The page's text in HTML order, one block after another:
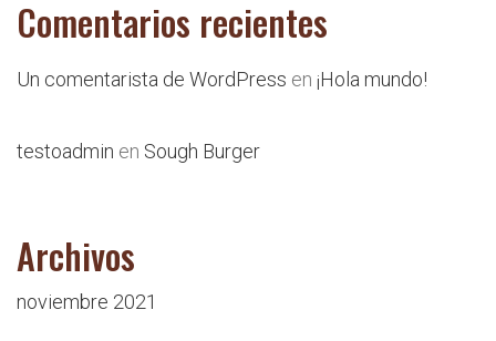
Comentarios recientes
Un comentarista de WordPress en ¡Hola mundo!
testoadmin en Sough Burger
Archivos
noviembre 2021